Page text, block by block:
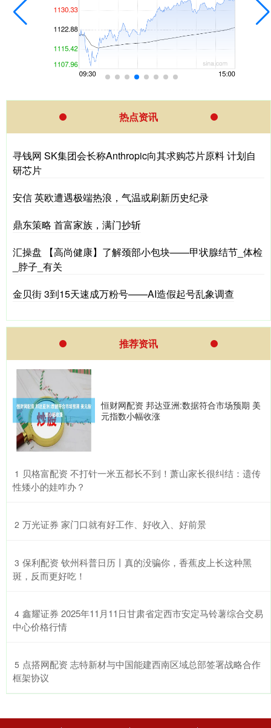
热点资讯
寻钱网 SK集团会长称Anthropic向其求购芯片原料 计划自
研芯片
安信 英欧遭遇极端热浪，气温或刷新历史纪录
鼎东策略 首富家族，满门抄斩
汇操盘 【高尚健康】了解颈部小包块——甲状腺结节_体检
_脖子_有关
金贝街 3到15天速成万粉号——AI造假起号乱象调查
推荐资讯
恒财网配资 邦达亚洲:数据符合市场预期 美
元指数小幅收涨
1 ​贝格富配资 不打针一米五都长不到！萧山家长很纠结：遗传
性矮小的娃咋办？
2 ​万光证券 家门口就有好工作、好收入、好前景
3 ​保利配资 钦州科普日历丨真的没骗你，香蕉皮上长这种黑
斑，反而更好吃！
4 ​鑫耀证券 2025年11月11日甘肃省定西市安定马铃薯综合交易
中心价格行情
5 ​点搭网配资 志特新材与中国能建西南区域总部签署战略合作
框架协议